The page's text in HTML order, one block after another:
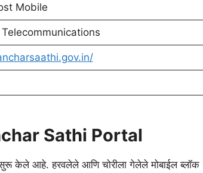
Mobile
Sathi Portal
सुरू केले आहे. हरवलेले आणि चोरीला गेलेले मोबाईल ब्लॉक